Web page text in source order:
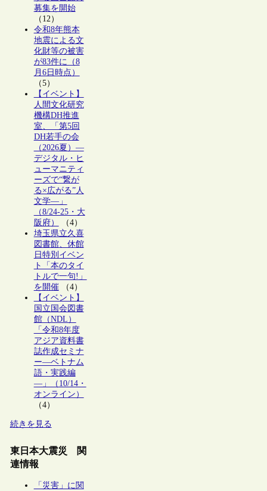
募集を開始
（12）
令和8年熊本
地震による文
化財等の被害
が83件に（8
月6日時点）
（5）
【イベント】
人間文化研究
機構DH推進
室、「第5回
DH若手の会
（2026夏）―
デジタル・ヒ
ューマニティ
ーズで“繋が
る×広がる”人
文学―」
（8/24-25・大
阪府）
（4）
埼玉県立久喜
図書館、休館
日特別イベン
ト「本のタイ
トルで一句!」
を開催（4）
【イベント】
国立国会図書
館（NDL）
「令和8年度
アジア資料書
誌作成セミナ
ー―ベトナム
語・実践編
―」（10/14・
オンライン）
（4）
続きを見る
東日本大震災 関
連情報
「災害」に関